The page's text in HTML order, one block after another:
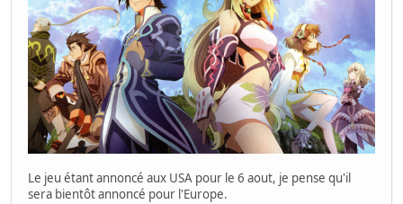
Le jeu étant annoncé aux USA pour le 6 aout, je pense qu'il
sera bientôt annoncé pour l'Europe.